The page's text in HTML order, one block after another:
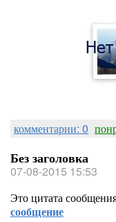
комментарии: 0
Без заголовка
07-08-2015 15:53
Это цитата
сообщение